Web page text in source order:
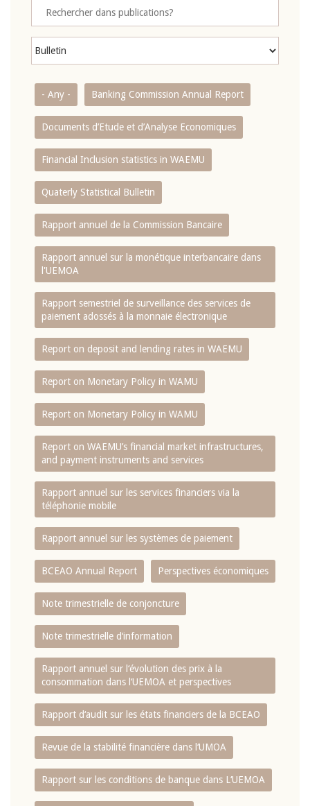
- Any - Banking Commission Annual Report
Documents d’Etude et d’Analyse Economiques
Financial Inclusion statistics in WAEMU
Quaterly Statistical Bulletin
Rapport annuel de la Commission Bancaire
Rapport annuel sur la monétique interbancaire dans
l'UEMOA
Rapport semestriel de surveillance des services de
paiement adossés à la monnaie électronique
Report on deposit and lending rates in WAEMU
Report on Monetary Policy in WAMU
Report on Monetary Policy in WAMU
Report on WAEMU’s financial market infrastructures,
and payment instruments and services
Rapport annuel sur les services financiers via la
téléphonie mobile
Rapport annuel sur les systèmes de paiement
BCEAO Annual Report Perspectives économiques
Note trimestrielle de conjoncture
Note trimestrielle d‘information
Rapport annuel sur l‘évolution des prix à la
consommation dans l‘UEMOA et perspectives
Rapport d‘audit sur les états financiers de la BCEAO
Revue de la stabilité financière dans l‘UMOA
Rapport sur les conditions de banque dans L‘UEMOA